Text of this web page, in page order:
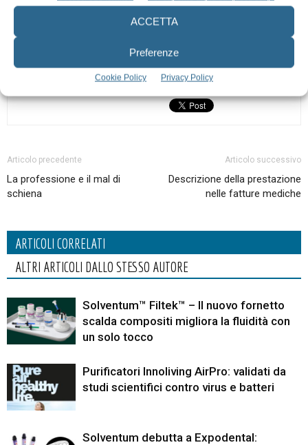
ACCETTA
Preferenze
Cookie Policy Privacy Policy
diabete e igiene dentale
Articolo precedente
La professione e il mal di
schiena
Articolo successivo
Descrizione della prestazione
nelle fatture mediche
ARTICOLI CORRELATI
ALTRI ARTICOLI DALLO STESSO AUTORE
Solventum™ Filtek™ – Il nuovo fornetto
scalda compositi migliora la fluidità con
un solo tocco
Purificatori Innoliving AirPro: validati da
studi scientifici contro virus e batteri
Solventum debutta a Expodental: